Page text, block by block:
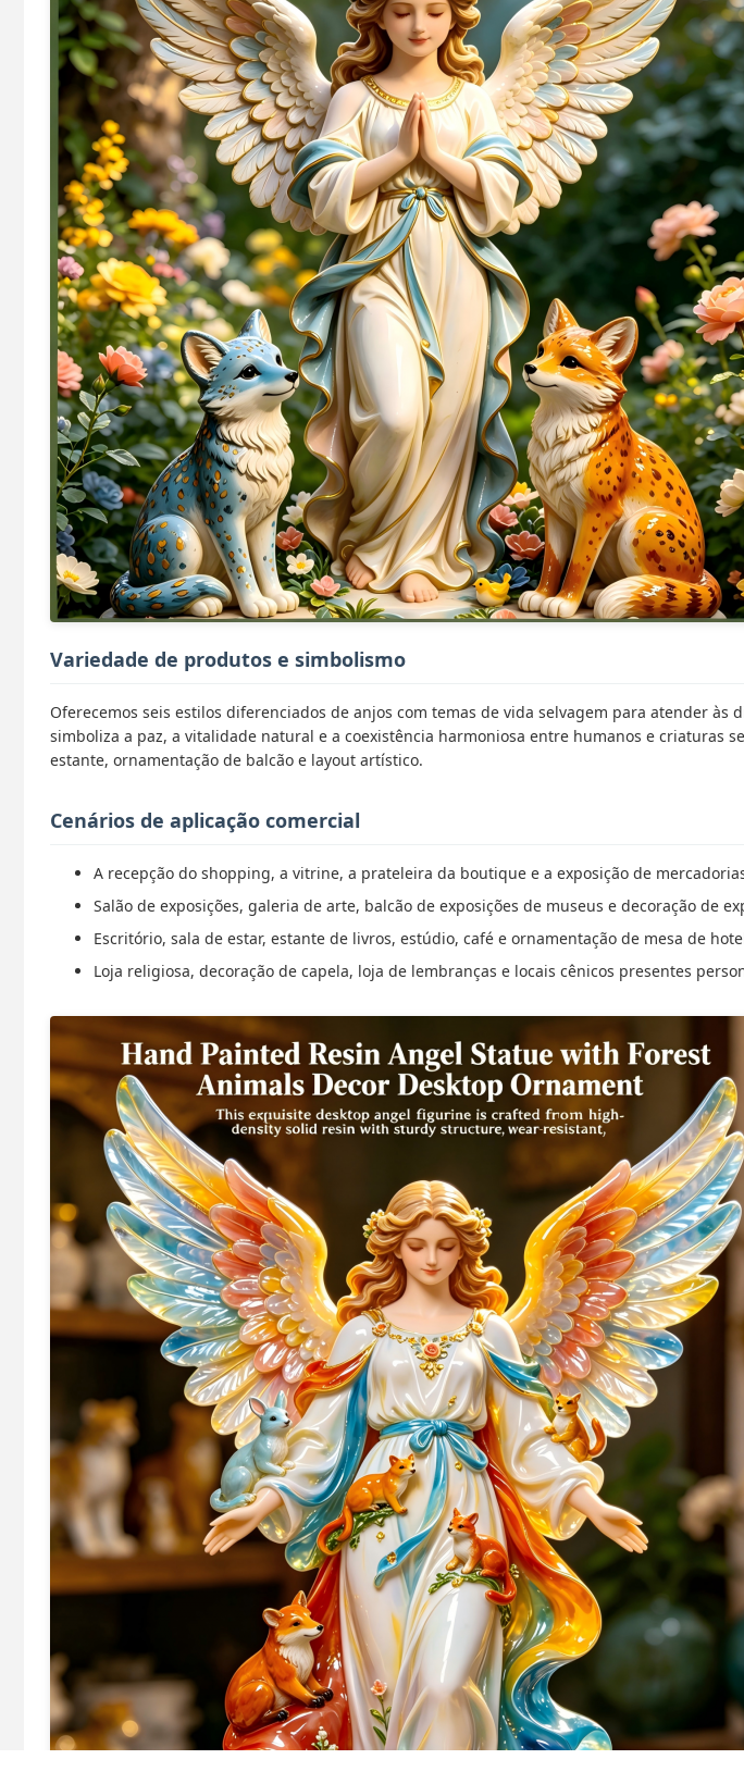
Variedade de produtos e simbolismo
Oferecemos seis estilos diferenciados de anjos com temas de vida selvagem para atender às
simboliza a paz, a vitalidade natural e a coexistência harmoniosa entre humanos e criaturas
estante, ornamentação de balcão e layout artístico.
Cenários de aplicação comercial
A recepção do shopping, a vitrine, a prateleira da boutique e a exposição de
Salão de exposições, galeria de arte, balcão de exposições de museus e decoração de
Escritório, sala de estar, estante de livros, estúdio, café e ornamentação de mesa de
Loja religiosa, decoração de capela, loja de lembranças e locais cênicos presentes